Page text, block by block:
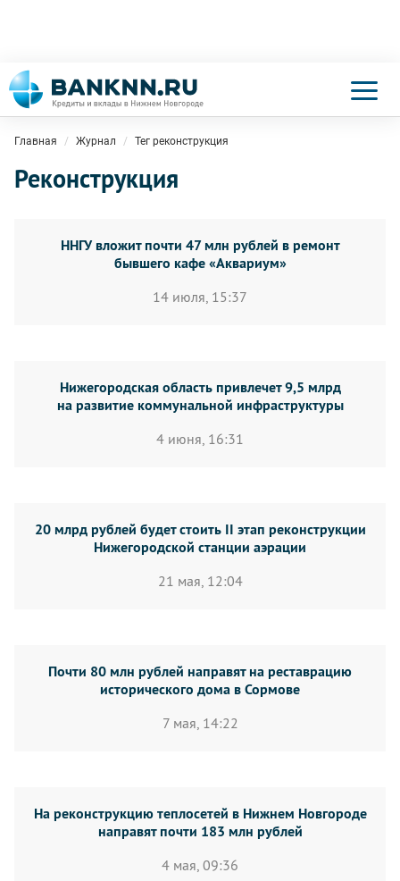
Главная Журнал Тег реконструкция
Реконструкция
ННГУ вложит почти 47 млн рублей в ремонт
бывшего кафе «Аквариум»
14 июля, 15:37
Нижегородская область привлечет 9,5 млрд
на развитие коммунальной инфраструктуры
4 июня, 16:31
20 млрд рублей будет стоить II этап реконструкции
Нижегородской станции аэрации
21 мая, 12:04
Почти 80 млн рублей направят на реставрацию
исторического дома в Сормове
7 мая, 14:22
На реконструкцию теплосетей в Нижнем Новгороде
направят почти 183 млн рублей
4 мая, 09:36